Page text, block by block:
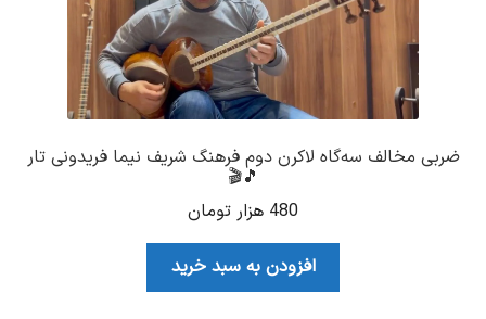
ضربی مخالف سه‌گاه لاکرن دوم فرهنگ شریف نیما فریدونی تار
🎵🎬
480 هزار تومان
افزودن به سبد خرید